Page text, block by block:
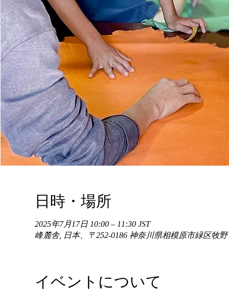
日時・場所
2025年7月17日 10:00 – 11:30 JST
峰麓舎, 日本、〒252-0186 神奈川県相模原市緑区牧
イベントについて